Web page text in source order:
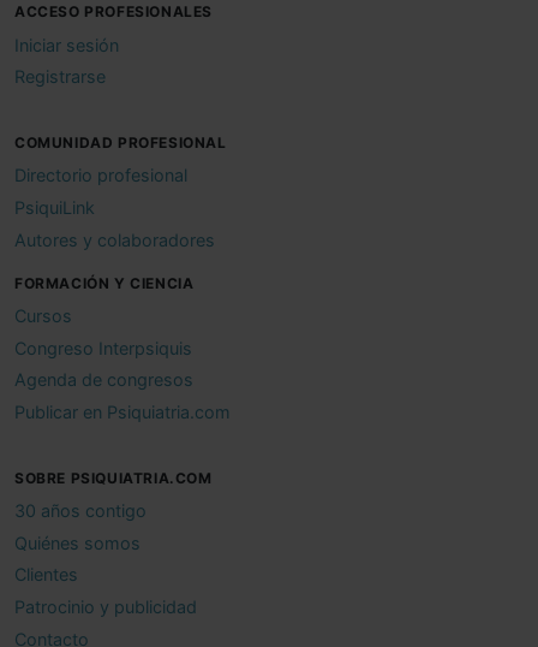
ACCESO PROFESIONALES
Iniciar sesión
Registrarse
COMUNIDAD PROFESIONAL
Directorio profesional
PsiquiLink
Autores y colaboradores
FORMACIÓN Y CIENCIA
Cursos
Congreso Interpsiquis
Agenda de congresos
Publicar en Psiquiatria.com
SOBRE PSIQUIATRIA.COM
30 años contigo
Quiénes somos
Clientes
Patrocinio y publicidad
Contacto